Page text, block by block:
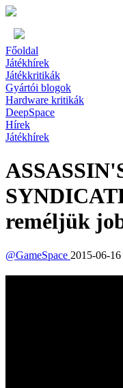
Főoldal
Játékhírek
Játékkritikák
Gyártói blogok
Hardware kritikák
DeepSpace
Hírek
Játékhírek
reméljük
@GameSpace 2015-06-